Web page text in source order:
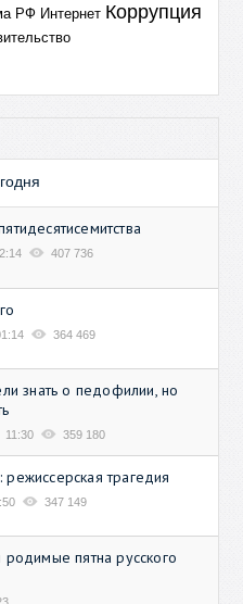
РФ Интернет Коррупция
407 736
364 469
знать о педофилии, но
11:30 359 180
трагедия
347 149
пятна русского